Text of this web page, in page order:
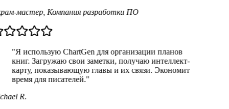
мастер, Компания разработки ПО
"Я использую ChartGen для организации планов
книг. Загружаю свои заметки, получаю интеллект-
карту, показывающую главы и их связи. Экономит
время для писателей."
R.